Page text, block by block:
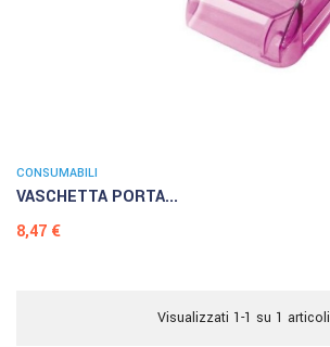
CONSUMABILI
VASCHETTA PORTA...
Prezzo
8,47 €
Visualizzati 1-1 su 1 articoli